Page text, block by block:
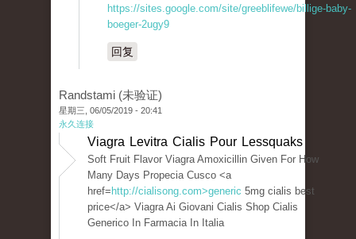
https://sites.google.com/site/greeblifewe/billige-baby-
boeger-2ugy9
回复
Randstami (未验证)
星期三, 06/05/2019 - 20:41
永久连接
Viagra Levitra Cialis Pour Lessquaks
Soft Fruit Flavor Viagra Amoxicillin Given For How
Many Days Propecia Cusco <a
href= http://cialisong.com>generic 5mg cialis best
price</a> Viagra Ai Giovani Cialis Shop Cialis
Generico In Farmacia In Italia